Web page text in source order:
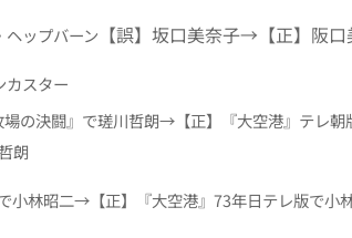
ップバーン 【誤】坂口美奈子→【正】阪
カスター
場の決闘』で瑳川哲朗→【正】『大空港』テレ
朗
昭二→【正】『大空港』73年日テレ版で小